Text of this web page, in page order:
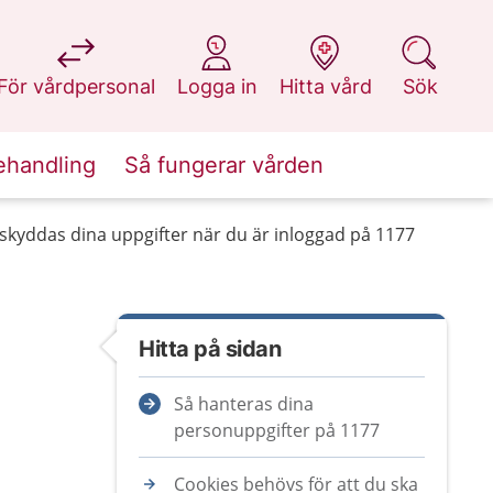
vårdpersonal
på 1177.se
Logga in
på 1177.se
Hitta vård
på 1177.se
Sök
på 1177.se
Så fungerar vården
dina uppgifter när du är inloggad på 1177
Hitta på sidan
Så hanteras dina
personuppgifter på 1177
Cookies behövs för att du ska